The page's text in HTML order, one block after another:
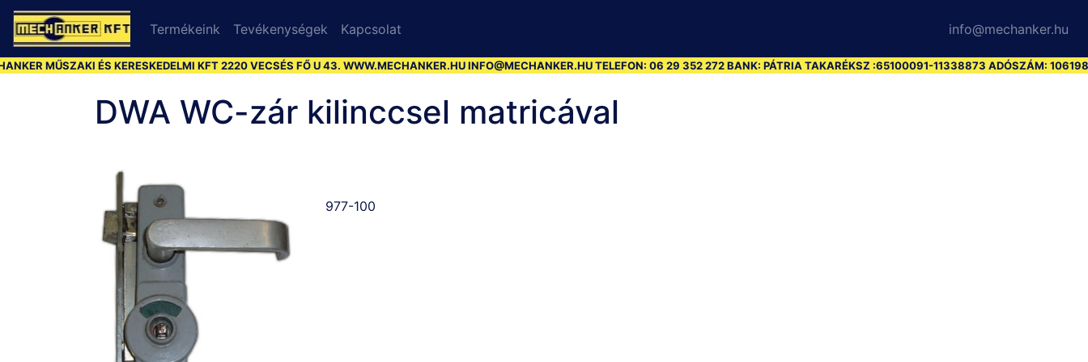
Termékeink Tevékenységek Kapcsolat info@mechanker.hu
MŰSZAKI ÉS KERESKEDELMI KFT 2220 VECSÉS FŐ U 43. WWW.MECHANKER.HU INFO@MECHANKER.HU TELEFON: 06 29 352 272 BANK: PÁTRIA TAKARÉKSZ :65100091-11338873 ADÓSZÁM:
DWA WC-zár kilinccsel matricával
977-100